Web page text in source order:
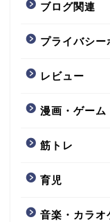
ブログ関連
プライバシー
レビュー
漫画・ゲーム
筋トレ
育児
音楽・カラオ